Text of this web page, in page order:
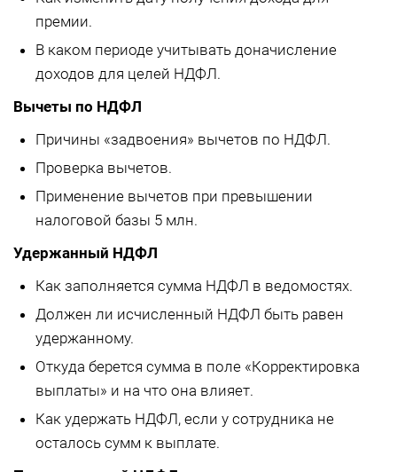
премии.
В каком периоде учитывать доначисление
доходов для целей НДФЛ.
Вычеты по НДФЛ
Причины «задвоения» вычетов по НДФЛ.
Проверка вычетов.
Применение вычетов при превышении
налоговой базы 5 млн.
Удержанный НДФЛ
Как заполняется сумма НДФЛ в ведомостях.
Должен ли исчисленный НДФЛ быть равен
удержанному.
Откуда берется сумма в поле «Корректировка
выплаты» и на что она влияет.
Как удержать НДФЛ, если у сотрудника не
осталось сумм к выплате.